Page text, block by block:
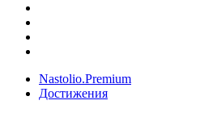
Nastolio.Premium
Достижения